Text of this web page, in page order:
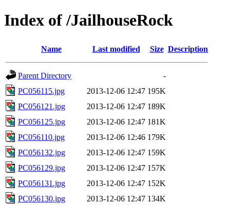
Index of /JailhouseRock
Name Last modified Size Description
Parent Directory
-
PC056115.jpg
2013-12-06 12:47 195K
PC056121.jpg
2013-12-06 12:47 189K
PC056125.jpg
2013-12-06 12:47 181K
PC056110.jpg
2013-12-06 12:46 179K
PC056132.jpg
2013-12-06 12:47 159K
PC056129.jpg
2013-12-06 12:47 157K
PC056131.jpg
2013-12-06 12:47 152K
PC056130.jpg
2013-12-06 12:47 134K